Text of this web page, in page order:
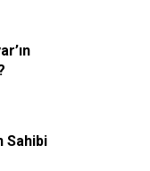
Sahibi